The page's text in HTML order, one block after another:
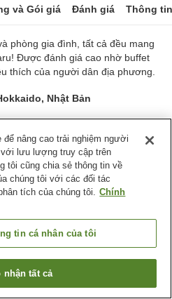
và Gói giá Đánh giá Thông
phòng gia đình, tất cả đều mang
Được đánh giá cao nhờ buffet
thích của người dân địa phương.
Nhật Bản
lượt
Spa / Salon
Thành phố Otaru
trống
nâng cao trải nghiệm người
lưu lượng truy cập trên
tôi cũng chia sẻ thông tin về
chúng tôi với các đối tác
tích của chúng tôi. Chính
tin cá nhân của tôi
nhận tất cả